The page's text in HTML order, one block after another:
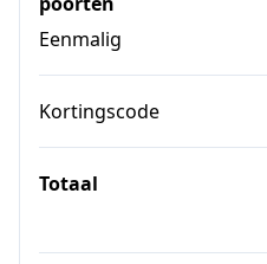
Eenmalig
Kortingscode
Totaal